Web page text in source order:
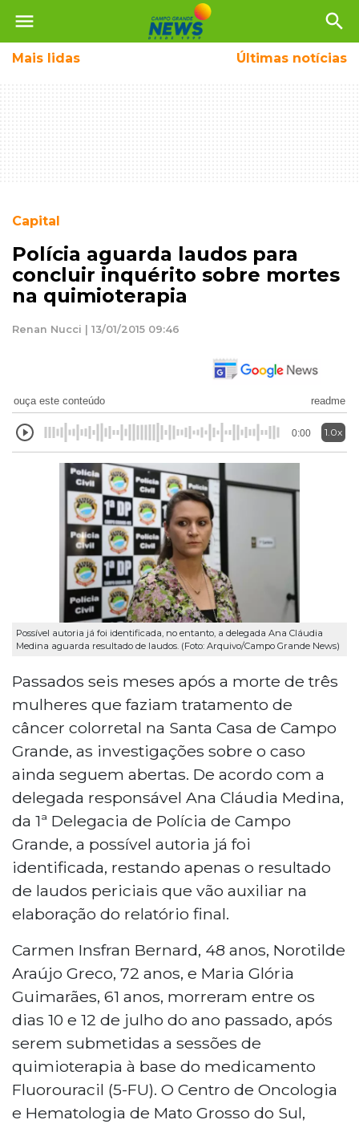
menu search
Mais lidas Últimas notícias
Capital
Polícia aguarda laudos para
concluir inquérito sobre mortes
na quimioterapia
Renan Nucci | 13/01/2015 09:46
ouça este conteúdo readme
0:00 1.0x
Possível autoria já foi identificada, no entanto, a delegada Ana Cláudia
Medina aguarda resultado de laudos. (Foto: Arquivo/Campo Grande News)
Passados seis meses após a morte de três
mulheres que faziam tratamento de
câncer colorretal na Santa Casa de Campo
Grande, as investigações sobre o caso
ainda seguem abertas. De acordo com a
delegada responsável Ana Cláudia Medina,
da 1ª Delegacia de Polícia de Campo
Grande, a possível autoria já foi
identificada, restando apenas o resultado
de laudos periciais que vão auxiliar na
elaboração do relatório final.
Carmen Insfran Bernard, 48 anos, Norotilde
Araújo Greco, 72 anos, e Maria Glória
Guimarães, 61 anos, morreram entre os
dias 10 e 12 de julho do ano passado, após
serem submetidas a sessões de
quimioterapia à base do medicamento
Fluorouracil (5-FU). O Centro de Oncologia
e Hematologia de Mato Grosso do Sul,